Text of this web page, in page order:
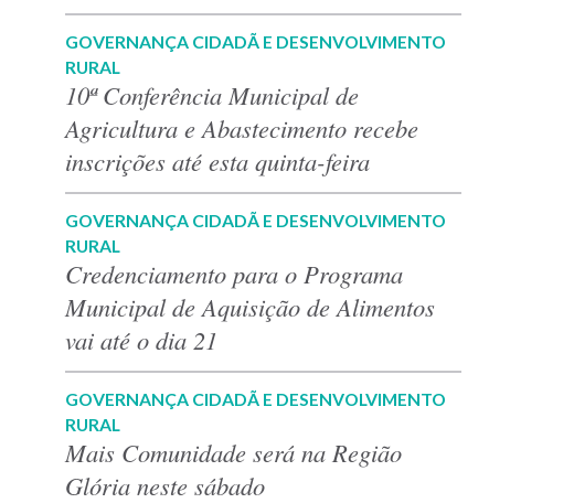
GOVERNANÇA CIDADÃ E DESENVOLVIMENTO
RURAL
10ª Conferência Municipal de
Agricultura e Abastecimento recebe
inscrições até esta quinta-feira
GOVERNANÇA CIDADÃ E DESENVOLVIMENTO
RURAL
Credenciamento para o Programa
Municipal de Aquisição de Alimentos
vai até o dia 21
GOVERNANÇA CIDADÃ E DESENVOLVIMENTO
RURAL
Mais Comunidade será na Região
Glória neste sábado